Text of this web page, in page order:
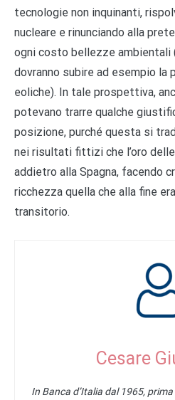
tecnologie non inquinanti,
nucleare e rinunciando alla
ogni costo bellezze
dovranno subire ad esempio la
eoliche). In tale prospettiva,
potevano trarre qualche
posizione, purché questa si
nei risultati fittizi che l’oro
addietro alla Spagna, facendo
ricchezza quella che alla fine
transitorio.
Cesare
In Banca d’Italia dal 1965,